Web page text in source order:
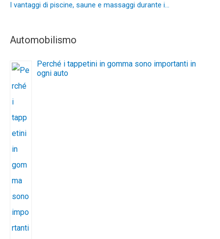
I vantaggi di piscine, saune e massaggi durante i…
Automobilismo
Perché i tappetini in gomma sono importanti in
ogni auto